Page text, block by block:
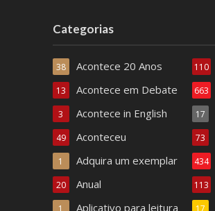
Categorias
Acontece 20 Anos
38
Acontece em Debate
13
Acontece in English
3
Aconteceu
49
Adquira um exemplar
1
Anual
20
Aplicativo para leitura
1
110
663
17
73
434
113
17